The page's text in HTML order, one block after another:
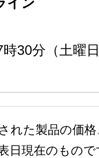
30分（土曜
れた製品の価
日現在のもの